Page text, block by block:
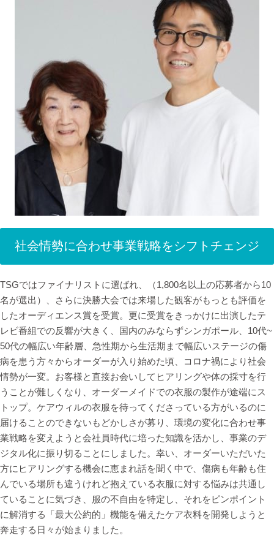
社会情勢に合わせ事業戦略をシフトチェンジ
TSGではファイナリストに選ばれ、（1,800名以上の応募者から10
名が選出）、さらに決勝大会では来場した観客がもっとも評価を
したオーディエンス賞を受賞。更に受賞をきっかけに出演したテ
レビ番組での反響が大きく、国内のみならずシンガポール、10代~
50代の幅広い年齢層、急性期から生活期まで幅広いステージの傷
病を患う方々からオーダーが入り始めた頃、コロナ禍により社会
情勢が一変。お客様と直接お会いしてヒアリングや体の採寸を行
うことが難しくなり、オーダーメイドでの衣服の製作が途端にス
トップ。ケアウィルの衣服を待ってくださっている方がいるのに
届けることのできないもどかしさが募り、環境の変化に合わせ事
業戦略を変えようと会社員時代に培った知識を活かし、事業のデ
ジタル化に振り切ることにしました。幸い、オーダーいただいた
方にヒアリングする機会に恵まれ話を聞く中で、傷病も年齢も住
んでいる場所も違うけれど抱えている衣服に対する悩みは共通し
ていることに気づき、服の不自由を特定し、それをピンポイント
に解消する「最大公約的」機能を備えたケア衣料を開発しようと
奔走する日々が始まりました。